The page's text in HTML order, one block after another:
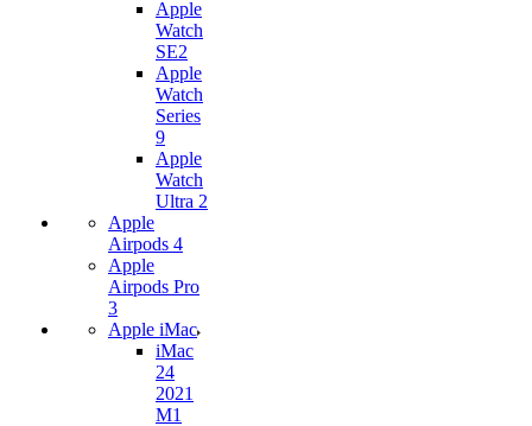
Apple
Watch
SE2
Apple
Watch
Series
9
Apple
Watch
Ultra 2
Apple
Airpods 4
Apple
Airpods Pro
3
Apple iMac
iMac
24
2021
M1